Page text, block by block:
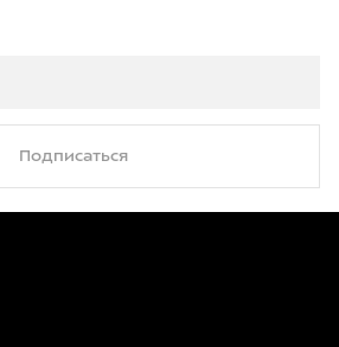
Подписаться